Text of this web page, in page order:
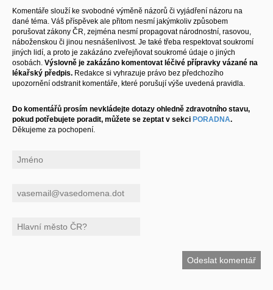
Komentáře slouží ke svobodné výměně názorů či vyjádření názoru na
dané téma. Váš příspěvek ale přitom nesmí jakýmkoliv způsobem
porušovat zákony ČR, zejména nesmí propagovat národnostní, rasovou,
náboženskou či jinou nesnášenlivost. Je také třeba respektovat soukromí
jiných lidí, a proto je zakázáno zveřejňovat soukromé údaje o jiných
osobách. Výslovně je zakázáno komentovat léčivé přípravky vázané na
lékařský předpis. Redakce si vyhrazuje právo bez předchozího
upozornění odstranit komentáře, které porušují výše uvedená pravidla.
Do komentářů prosím nevkládejte dotazy ohledně zdravotního stavu,
pokud potřebujete poradit, můžete se zeptat v sekci PORADNA.
Děkujeme za pochopení.